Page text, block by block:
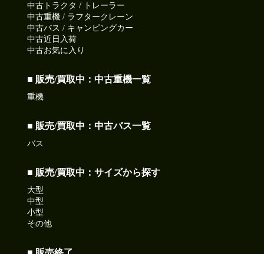
中古トラクタ / トレーラー
中古重機 / ラフタークレーン
中古バス / キャンピングカー
中古近日入荷
中古お気に入り
■ 販売/買取中：中古重機一覧
重機
■ 販売/買取中：中古バス一覧
バス
■ 販売/買取中：サイズから探す
大型
中型
小型
その他